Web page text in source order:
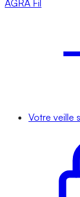
AGRA Fil
Votre veille